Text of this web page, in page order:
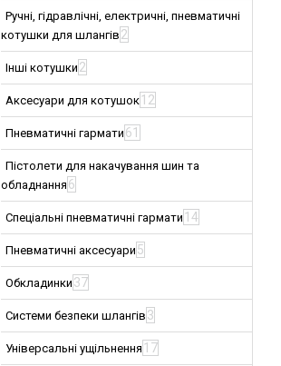
Ручні, гідравлічні, електричні, пневматичні
котушки для шлангів 2
Інші котушки 2
Аксесуари для котушок 12
Пневматичні гармати 61
Пістолети для накачування шин та
обладнання 6
Спеціальні пневматичні гармати 14
Пневматичні аксесуари 5
Обкладинки 37
Системи безпеки шлангів 3
Універсальні ущільнення 17